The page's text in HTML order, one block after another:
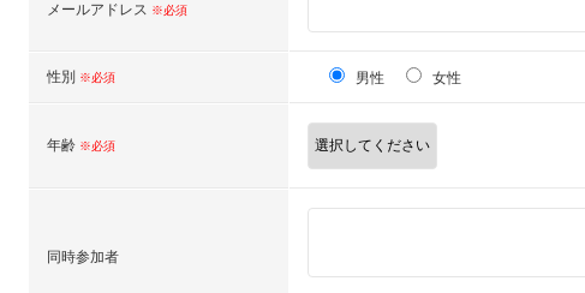
メールアドレス ※必須
性別 ※必須 男性 女性
年齢 ※必須
同時参加者